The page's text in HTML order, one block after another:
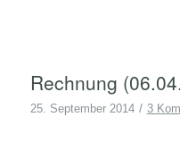
Rechnung
25. September 2014 / 3